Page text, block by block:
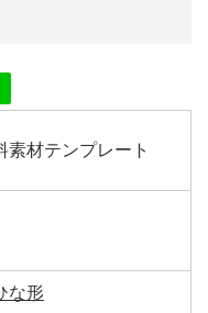
素材テンプレート
な形